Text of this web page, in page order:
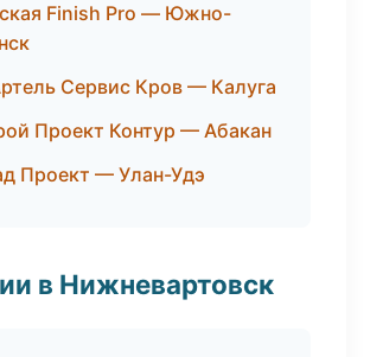
Finish Pro — Южно-
Сервис Кров — Калуга
Проект Контур — Абакан
Проект — Улан-Удэ
в Нижневартовск